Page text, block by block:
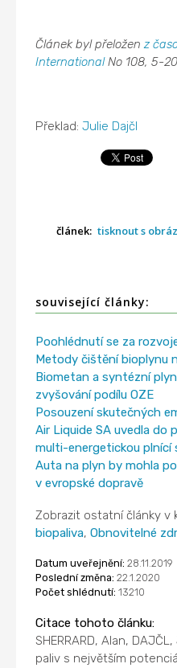
Článek byl přeloženz
InternationalNo 108, 5-
Překlad:Julie Dajčl
článek: tisknout s
související články:
Poohlédnutí se za
Metody čištění bioplynu
Biometan a syntézní
zvyšování podílu OZE
Posouzení skutečných
Air Liquide SA uvedla do
multi-energetickou plnící
Auta na plyn by mohla
v evropské dopravě
Zobrazit ostatní články v
biopaliva,Obnovitelné
Datum uveřejnění: 28.11.2019
Poslední změna: 22.1.2020
Počet shlédnutí: 13210
Citace tohoto článku:
SHERRARD, Alan,
paliv s největším